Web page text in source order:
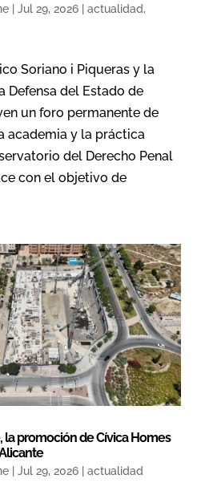
| Jul 29, 2026| actualidad,
Soriano i Piqueras y la
Defensa del Estado de
un foro permanente de
academia y la práctica
del Derecho Penal
con el objetivo de
la promoción de Cívica Homes
| Jul 29, 2026| actualidad